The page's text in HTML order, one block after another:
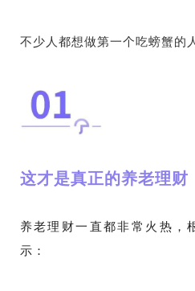
不少人都想做第一个吃螃蟹的
这才是真正的养老理财
养老理财一直都非常火热，
示：